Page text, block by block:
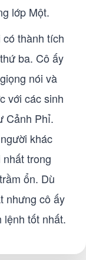
lớp Một.
thành tích
ba. Cô ấy
nói và
với các sinh
Cảnh Phỉ.
khác
trong
ổn. Dù
nhưng cô ấy
lệnh tốt nhất.